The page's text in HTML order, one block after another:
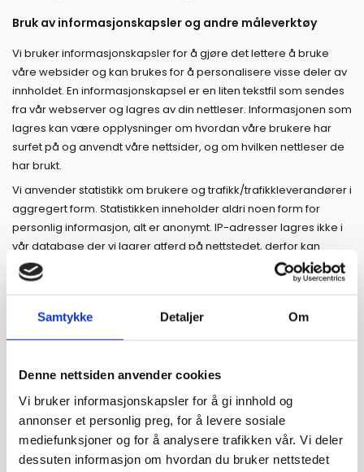
Samtykke Detaljer Om
Denne nettsiden anvender cookies
Vi bruker informasjonskapsler for å gi innhold og
annonser et personlig preg, for å levere sosiale
mediefunksjoner og for å analysere trafikken vår. Vi deler
dessuten informasjon om hvordan du bruker nettstedet
Bruk av informasjonskapsler og andre måleverktøy
Vi bruker informasjonskapsler for å gjøre det lettere å bruke
våre websider og kan brukes for å personalisere visse deler av
innholdet. En informasjonskapsel er en liten tekstfil som sendes
fra vår webserver og lagres av din nettleser. Informasjonen som
lagres kan være opplysninger om hvordan våre brukere har
surfet på og anvendt våre nettsider, og om hvilken nettleser de
har brukt.
Vi anvender statistikk om brukere og trafikk/trafikkleverandører i
aggregert form. Statistikken inneholder aldri noen form for
personlig informasjon, alt er anonymt. IP-adresser lagres ikke i
vår database der vi lagrer atferd på nettstedet, derfor kan
informasjon om deg som bruker aldri kobles sammen med din
identitet. Din IP-adresse lagres av sikkerhetsmessige årsaker
Formål
det anvendes.
Beregne og rapportere brukerantall og trafikk.
Gjøre det lettere for deg å navigere på nettstedet.
Gjøre det mulig for systemet å kjenne igjen faste brukere
for å kunne tilpasse tjenestene.